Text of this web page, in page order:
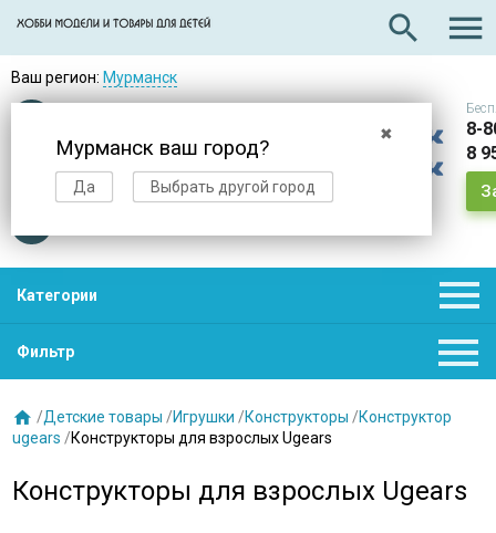
search 
Ваш регион: Мурманск
✖
Мурманск ваш город?
Да Выбрать другой город
Доставкав день заказа
8-
8
Категории 
Фильтр 
 /Детские товары /Игрушки /Конструкторы /Конструктор
ugears /Конструкторы для взрослых Ugears
Конструкторы для взрослых Ugears